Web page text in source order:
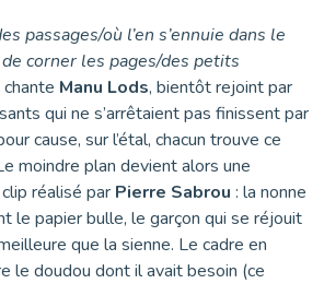
passages/où l’en s’ennuie dans le
corner les pages/des petits
chante Manu Lods, bientôt rejoint par
qui ne s’arrêtaient pas finissent par
cause, sur l’étal, chacun trouve ce
moindre plan devient alors une
réalisé par Pierre Sabrou : la nonne
le papier bulle, le garçon qui se réjouit
que la sienne. Le cadre en
le doudou dont il avait besoin (ce